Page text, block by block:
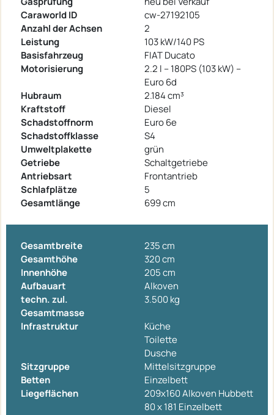
Caraworld ID
cw-27192105
Anzahl der Achsen
2
Leistung
103 kW/140 PS
Basisfahrzeug
FIAT Ducato
Motorisierung
2.2 l – 180PS (103 kW) –
Euro 6d
Hubraum
2.184 cm³
Kraftstoff
Diesel
Schadstoffnorm
Euro 6e
Schadstoffklasse
S4
Umweltplakette
grün
Getriebe
Schaltgetriebe
Antriebsart
Frontantrieb
Schlafplätze
5
Gesamtlänge
699 cm
Gesamtbreite
235 cm
Gesamthöhe
320 cm
Innenhöhe
205 cm
Aufbauart
Alkoven
techn. zul.
Gesamtmasse
3.500 kg
Infrastruktur
Küche
Toilette
Dusche
Sitzgruppe
Mittelsitzgruppe
Betten
Einzelbett
Liegeflächen
209x160 Alkoven Hubbett
80 x 181 Einzelbett